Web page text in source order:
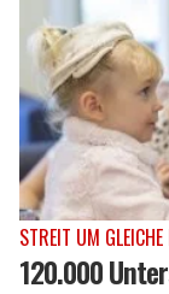
STREIT UM GLEICHE
120.000